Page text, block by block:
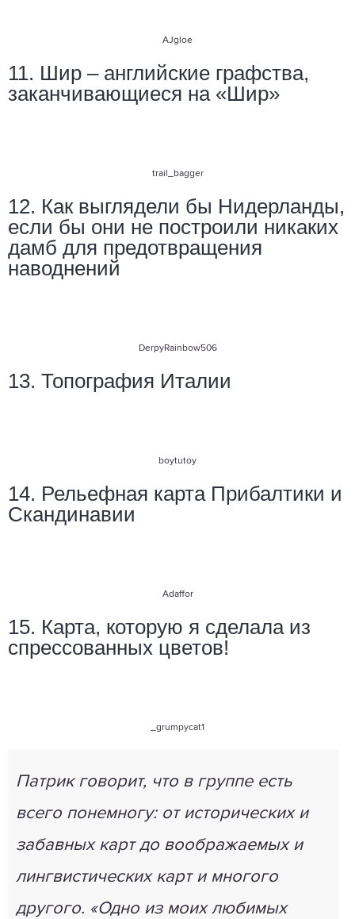
AJgloe
11. Шир – английские графства,
заканчивающиеся на «Шир»
trail_bagger
12. Как выглядели бы Нидерланды,
если бы они не построили никаких
дамб для предотвращения
наводнений
DerpyRainbow506
13. Топография Италии
boytutoy
14. Рельефная карта Прибалтики и
Скандинавии
Adaffor
15. Карта, которую я сделала из
спрессованных цветов!
_grumpycat1
Патрик говорит, что в группе есть
всего понемногу: от исторических и
забавных карт до воображаемых и
лингвистических карт и многого
другого. «Одно из моих любимых